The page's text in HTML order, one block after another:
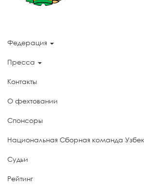
Федерация
Пресса
Контакты
О фехтовании
Спонсоры
Национальная Сборная команда
Судьи
Рейтинг